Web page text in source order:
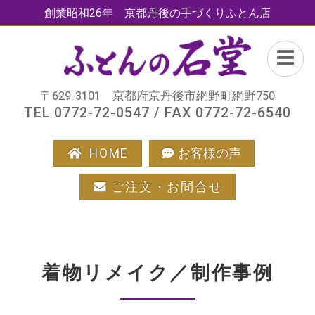
創業昭和26年 京都丹後の手づくりふとん店
〒629-3101 京都府京丹後市網野町網野750
TEL 0772-72-0547 / FAX 0772-72-6540
HOME お客様の声
ご注文・お問合せ
着物リメイク／制作事例